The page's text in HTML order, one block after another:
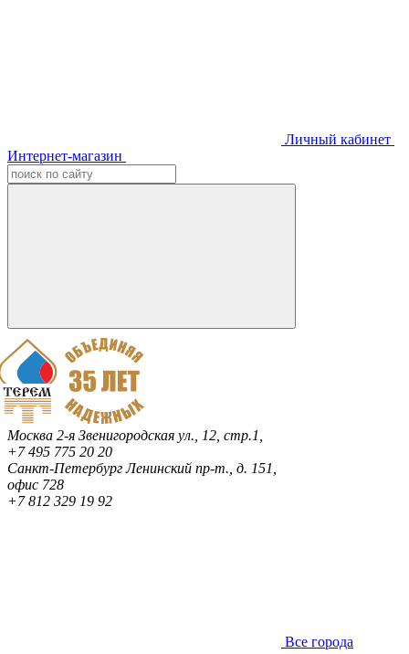
Личный кабинет
Интернет-магазин
Москва 2-я Звенигородская ул., 12, стр.1,
+7 495 775 20 20
Санкт-ПетербургЛенинский пр-т., д. 151,
офис 728
+7 812 329 19 92
Все города